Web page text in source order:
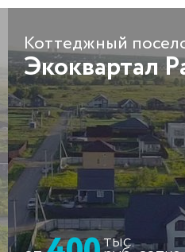
Коттеджный
Экоквартал
тыс.